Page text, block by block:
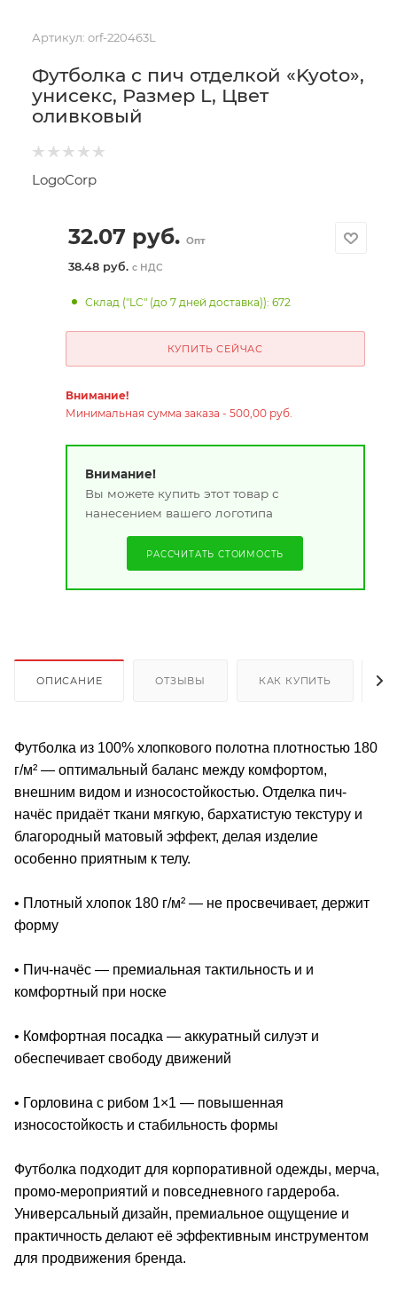
Артикул: orf-220463L
Футболка с пич отделкой «Kyoto»,
унисекс, Размер L, Цвет
оливковый
LogoCorp
32.07 руб. Опт
38.48 руб. с НДС
Склад ("LC" (до 7 дней доставка)): 672
КУПИТЬ СЕЙЧАС
Внимание!
Минимальная сумма заказа - 500,00 руб.
Внимание!
Вы можете купить этот товар с
нанесением вашего логотипа
РАССЧИТАТЬ СТОИМОСТЬ
ОПИСАНИЕ ОТЗЫВЫ КАК КУПИТЬ
Футболка из 100% хлопкового полотна плотностью 180
г/м² — оптимальный баланс между комфортом,
внешним видом и износостойкостью. Отделка пич-
начёс придаёт ткани мягкую, бархатистую текстуру и
благородный матовый эффект, делая изделие
особенно приятным к телу.
• Плотный хлопок 180 г/м² — не просвечивает, держит
форму
• Пич-начёс — премиальная тактильность и и
комфортный при носке
• Комфортная посадка — аккуратный силуэт и
обеспечивает свободу движений
• Горловина с рибом 1×1 — повышенная
износостойкость и стабильность формы
Футболка подходит для корпоративной одежды, мерча,
промо-мероприятий и повседневного гардероба.
Универсальный дизайн, премиальное ощущение и
практичность делают её эффективным инструментом
для продвижения бренда.